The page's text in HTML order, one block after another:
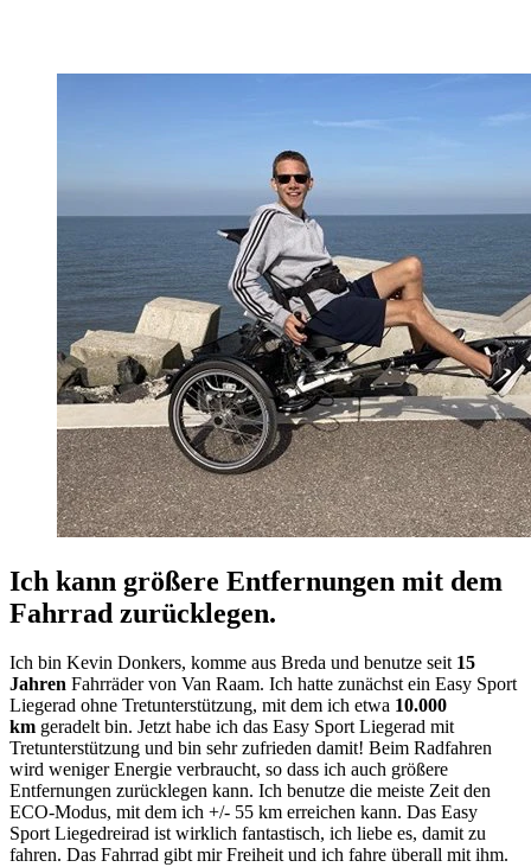
Ich kann größere Entfernungen mit dem
Fahrrad zurücklegen.
Ich bin Kevin Donkers, komme aus Breda und benutze seit 15
Jahren Fahrräder von Van Raam. Ich hatte zunächst ein Easy Sport
Liegerad ohne Tretunterstützung, mit dem ich etwa 10.000
km geradelt bin. Jetzt habe ich das Easy Sport Liegerad mit
Tretunterstützung und bin sehr zufrieden damit! Beim Radfahren
wird weniger Energie verbraucht, so dass ich auch größere
Entfernungen zurücklegen kann. Ich benutze die meiste Zeit den
ECO-Modus, mit dem ich +/- 55 km erreichen kann. Das Easy
Sport Liegedreirad ist wirklich fantastisch, ich liebe es, damit zu
fahren. Das Fahrrad gibt mir Freiheit und ich fahre überall mit ihm.